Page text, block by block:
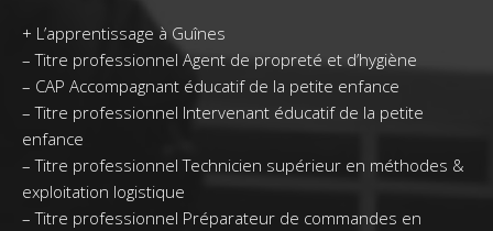
+ L’apprentissage à Guînes
–Titre professionnel Agent de propreté et d’hygiène
– CAP Accompagnant éducatif de la petite enfance
–Titre professionnel Intervenant éducatif de la petite
enfance
–Titre professionnel Technicien supérieur en méthodes &
exploitation logistique
–Titre professionnel Préparateur de commandes en